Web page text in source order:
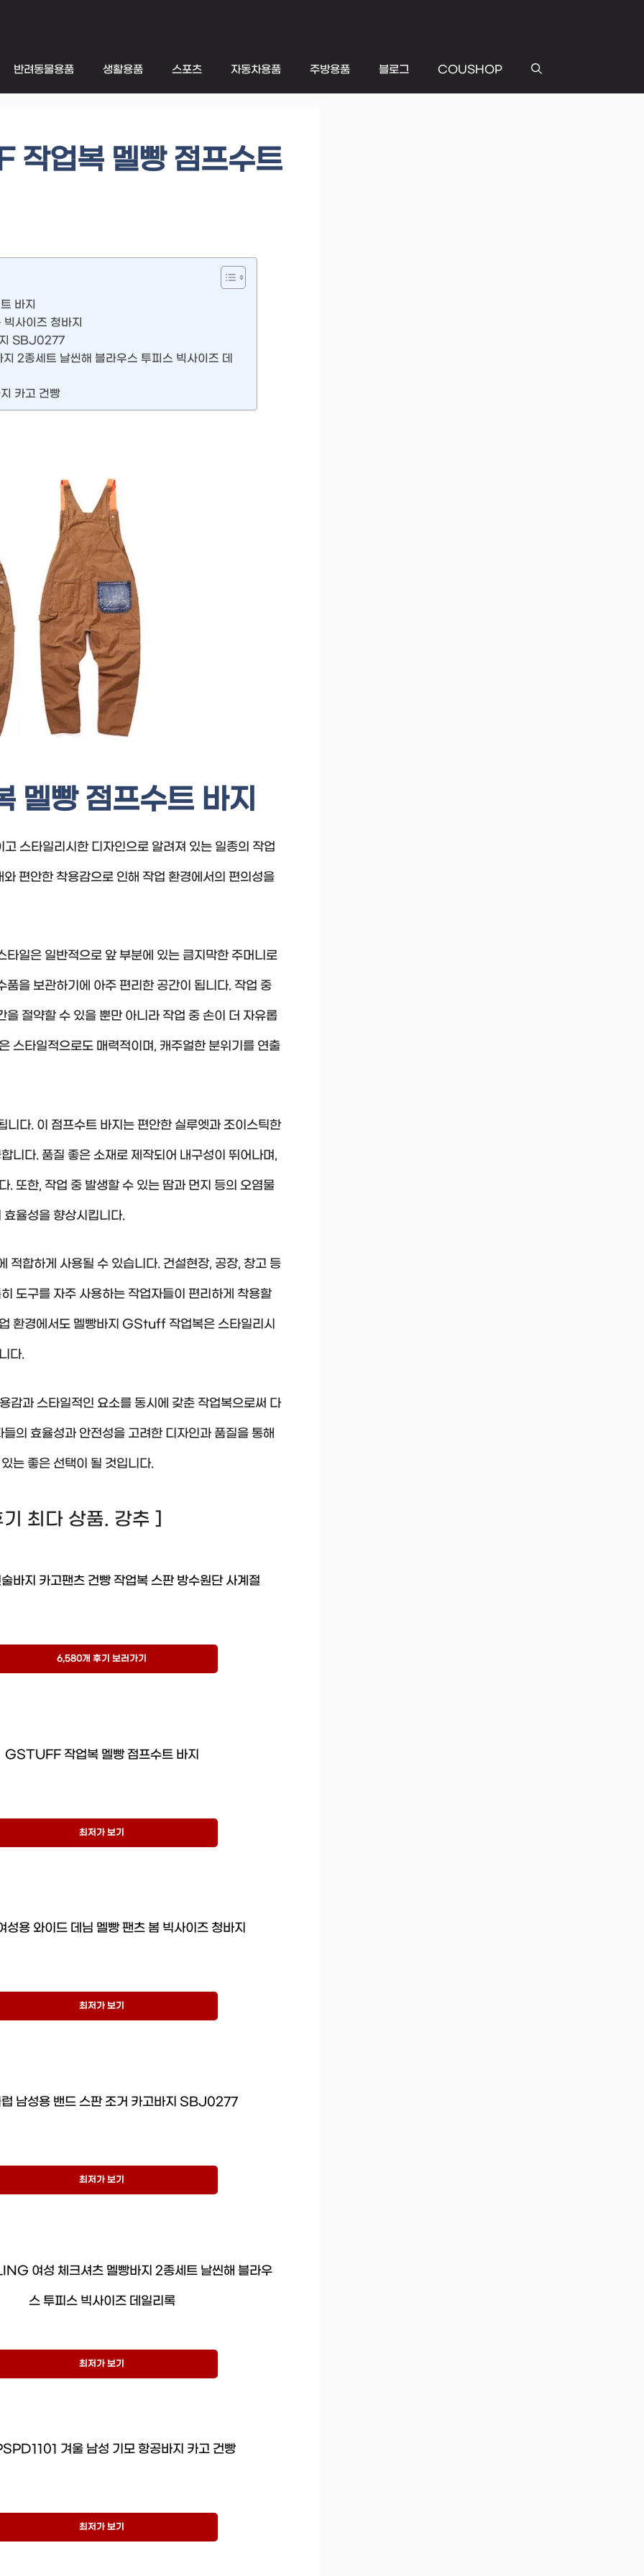
반려동물용품 생활용품 스포츠 자동차용품 주방용품 블로그 COUSHOP
업복 멜빵 점프수트
바지
사이즈 청바지
지 SBJ0277
2종세트 날씬해 블라우스 투피스 빅사이즈 데
카고 건빵
빵 점프수트 바지
스타일리시한 디자인으로 알려져 있는 일종의 작업
편안한 착용감으로 인해 작업 환경에서의 편의성을
일은 일반적으로 앞 부분에 있는 큼지막한 주머니로
을 보관하기에 아주 편리한 공간이 됩니다. 작업 중
절약할 수 있을 뿐만 아니라 작업 중 손이 더 자유롭
스타일적으로도 매력적이며, 캐주얼한 분위기를 연출
다. 이 점프수트 바지는 편안한 실루엣과 조이스틱한
니다. 품질 좋은 소재로 제작되어 내구성이 뛰어나며,
. 또한, 작업 중 발생할 수 있는 땀과 먼지 등의 오염물
율성을 향상시킵니다.
합하게 사용될 수 있습니다. 건설현장, 공장, 창고 등
도구를 자주 사용하는 작업자들이 편리하게 착용할
환경에서도 멜빵바지 GStuff 작업복은 스타일리시
다.
과 스타일적인 요소를 동시에 갖춘 작업복으로써 다
의 효율성과 안전성을 고려한 디자인과 품질을 통해
는 좋은 선택이 될 것입니다.
최다 상품. 강추 ]
바지 카고팬츠 건빵 작업복 스판 방수원단 사계절
6,580개 후기 보러가기
GSTUFF 작업복 멜빵 점프수트 바지
최저가 보기
성용 와이드 데님 멜빵 팬츠 봄 빅사이즈 청바지
최저가 보기
남성용 밴드 스판 조거 카고바지 SBJ0277
최저가 보기
여성 체크셔츠 멜빵바지 2종세트 날씬해 블라우
스 투피스 빅사이즈 데일리록
최저가 보기
겨울 남성 기모 항공바지 카고 건빵
최저가 보기